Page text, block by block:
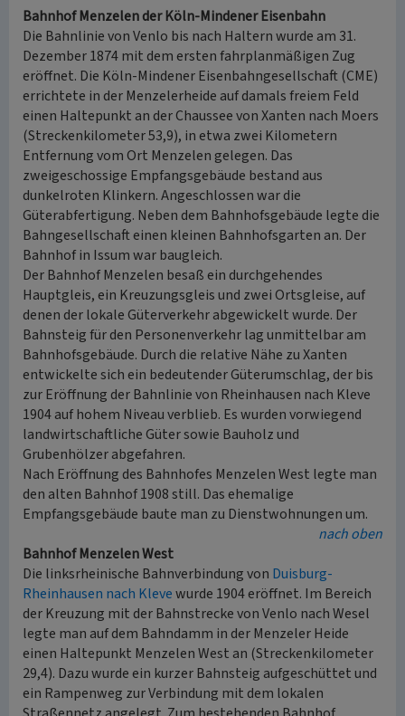
Bahnhof Menzelen der Köln-Mindener Eisenbahn
Die Bahnlinie von Venlo bis nach Haltern wurde am 31.
Dezember 1874 mit dem ersten fahrplanmäßigen Zug
eröffnet. Die Köln-Mindener Eisenbahngesellschaft (CME)
errichtete in der Menzelerheide auf damals freiem Feld
einen Haltepunkt an der Chaussee von Xanten nach Moers
(Streckenkilometer 53,9), in etwa zwei Kilometern
Entfernung vom Ort Menzelen gelegen. Das
zweigeschossige Empfangsgebäude bestand aus
dunkelroten Klinkern. Angeschlossen war die
Güterabfertigung. Neben dem Bahnhofsgebäude legte die
Bahngesellschaft einen kleinen Bahnhofsgarten an. Der
Bahnhof in Issum war baugleich.
Der Bahnhof Menzelen besaß ein durchgehendes
Hauptgleis, ein Kreuzungsgleis und zwei Ortsgleise, auf
denen der lokale Güterverkehr abgewickelt wurde. Der
Bahnsteig für den Personenverkehr lag unmittelbar am
Bahnhofsgebäude. Durch die relative Nähe zu Xanten
entwickelte sich ein bedeutender Güterumschlag, der bis
zur Eröffnung der Bahnlinie von Rheinhausen nach Kleve
1904 auf hohem Niveau verblieb. Es wurden vorwiegend
landwirtschaftliche Güter sowie Bauholz und
Grubenhölzer abgefahren.
Nach Eröffnung des Bahnhofes Menzelen West legte man
den alten Bahnhof 1908 still. Das ehemalige
Empfangsgebäude baute man zu Dienstwohnungen um.
nach oben
Bahnhof Menzelen West
Die linksrheinische Bahnverbindung von Duisburg-
Rheinhausen nach Klevewurde 1904 eröffnet. Im Bereich
der Kreuzung mit der Bahnstrecke von Venlo nach Wesel
legte man auf dem Bahndamm in der Menzeler Heide
einen Haltepunkt Menzelen West an (Streckenkilometer
29,4). Dazu wurde ein kurzer Bahnsteig aufgeschüttet und
ein Rampenweg zur Verbindung mit dem lokalen